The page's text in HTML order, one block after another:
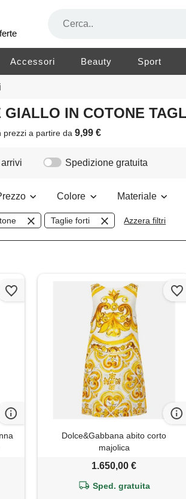
Accessori Beauty Sport
GIALLO IN COTONE
prezzi a partire da9,99 €
Spedizione gratuita
Colore Materiale
Taglie forti Azzera filtri
Dolce&Gabbana abito corto
majolica
1.650,00 €
Sped. gratuita